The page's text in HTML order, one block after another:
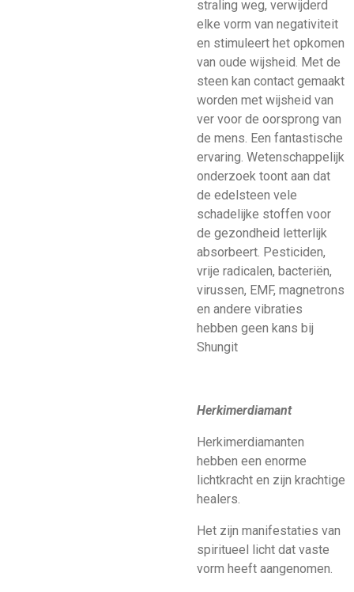
straling weg, verwijderd
elke vorm van negativiteit
en stimuleert het opkomen
van oude wijsheid. Met de
steen kan contact gemaakt
worden met wijsheid van
ver voor de oorsprong van
de mens. Een fantastische
ervaring. Wetenschappelijk
onderzoek toont aan dat
de edelsteen vele
schadelijke stoffen voor
de gezondheid letterlijk
absorbeert. Pesticiden,
vrije radicalen, bacteriën,
virussen, EMF, magnetrons
en andere vibraties
hebben geen kans bij
Shungit
Herkimerdiamant
Herkimerdiamanten
hebben een enorme
lichtkracht en zijn krachtige
healers.
Het zijn manifestaties van
spiritueel licht dat vaste
vorm heeft aangenomen.